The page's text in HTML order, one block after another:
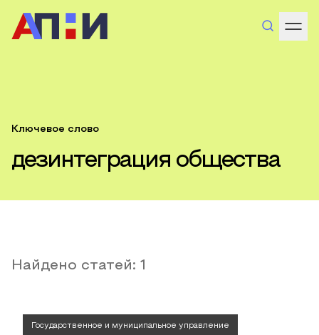
Ключевое слово
дезинтеграция общества
Найдено статей: 1
Государственное и муниципальное управление